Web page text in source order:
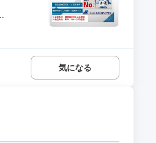
気になる